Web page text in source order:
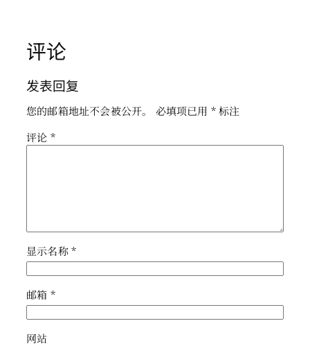
评论
发表回复
您的邮箱地址不会被公开。 必填项已用 *标注
评论 *
显示名称*
邮箱 *
网站